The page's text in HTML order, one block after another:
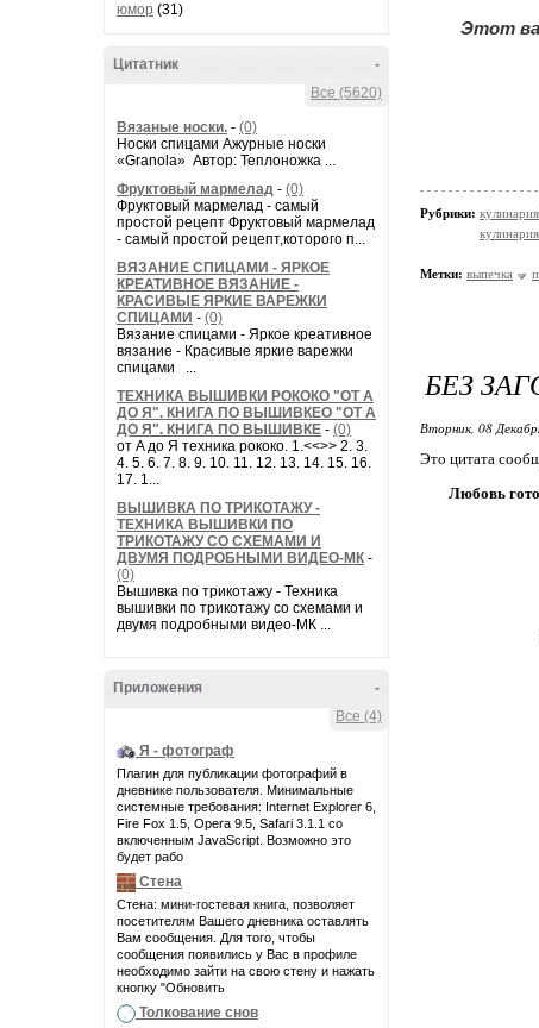
юмор (31)
-
Цитатник
Все (5620)
Вязаные носки. - (0)
Носки спицами Ажурные носки
«Granola» Автор: Теплоножка ...
Фруктовый мармелад - (0)
Фруктовый мармелад - самый
простой рецепт Фруктовый мармелад
- самый простой рецепт,которого п...
ВЯЗАНИЕ СПИЦАМИ - ЯРКОЕ
КРЕАТИВНОЕ ВЯЗАНИЕ -
КРАСИВЫЕ ЯРКИЕ ВАРЕЖКИ
СПИЦАМИ - (0)
Вязание спицами - Яркое креативное
вязание - Красивые яркие варежки
спицами ...
ТЕХНИКА ВЫШИВКИ РОКОКО "ОТ А
ДО Я". КНИГА ПО ВЫШИВКЕО "ОТ А
ДО Я". КНИГА ПО ВЫШИВКЕ - (0)
от A до Я техника рококо. 1.<<>> 2. 3.
4. 5. 6. 7. 8. 9. 10. 11. 12. 13. 14. 15. 16.
17. 1...
ВЫШИВКА ПО ТРИКОТАЖУ -
ТЕХНИКА ВЫШИВКИ ПО
ТРИКОТАЖУ СО СХЕМАМИ И
ДВУМЯ ПОДРОБНЫМИ ВИДЕО-МК -
(0)
Вышивка по трикотажу - Техника
вышивки по трикотажу со схемами и
двумя подробными видео-МК ...
-
Приложения
Все (4)
Я - фотограф
Плагин для публикации фотографий в
дневнике пользователя. Минимальные
системные требования: Internet Explorer 6,
Fire Fox 1.5, Opera 9.5, Safari 3.1.1 со
включенным JavaScript. Возможно это
будет рабо
Стена
Стена: мини-гостевая книга, позволяет
посетителям Вашего дневника оставлять
Вам сообщения. Для того, чтобы
сообщения появились у Вас в профиле
необходимо зайти на свою стену и нажать
кнопку "Обновить
Толкование снов
Этот
Рубрики:
Метки: выпечка
БЕЗ
Вторник, 08
Это цитата
Любовь